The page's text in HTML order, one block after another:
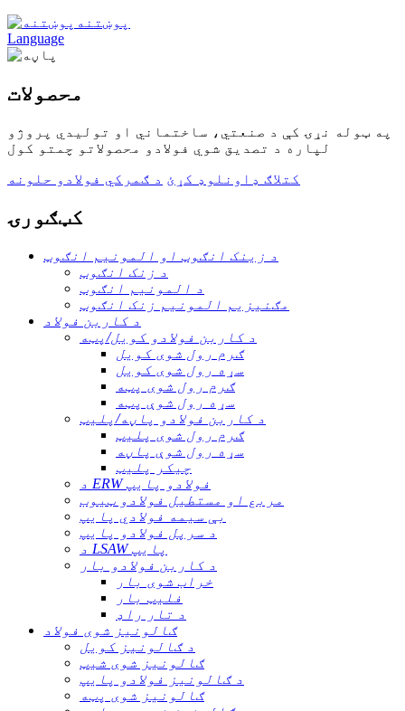
پوښتنه
Language
محصولات
په ټوله نړۍ کې د صنعتي، ساختماني او تولیدي پروژو
لپاره د تصدیق شوي فولادو محصولاتو چمتو کول
کتلاګ ډاونلوډ کړئ د ګمرکي فولادو حلونه
کټګورۍ
د زینک انګوټ او المونیم انګوټ
د زنک انګوټ
د المونیم انګوټ
مګنیزیم المونیم زنک انګوټ
د کاربن فولاد
د کاربن فولادو کویل/پټه
ګرم رول شوی کویل
سړه رول شوی کویل
ګرم رول شوی پټه
سړه رول شوې پټه
د کاربن فولادو پاڼه/پلیټ
ګرم رول شوی پلیټ
سړه رول شوې پاڼه
چیکر پلیټ
د ERW فولادو پایپ
مربع او مستطیل فولادو ټیوب
بې سیمه فولادي پایپ
د سرپل فولادو پایپ
د LSAW پایپ
د کاربن فولادو بار
خراب شوی بار
فلیټ بار
د تار راډ
ګالونیز شوی فولاد
د ګالونیز کویل
ګالونیز شوی شیټ
د ګالونیز فولادو پایپ
ګالونیز شوی پټه